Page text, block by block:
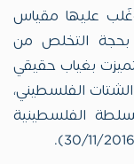
وغَلب عليها مقياس
بحجة التخلص من
بغياب حقيقي
الفلسطيني،
الفلسطينية